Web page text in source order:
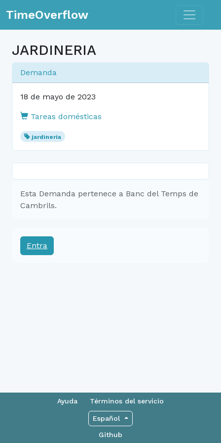
TimeOverflow Toggle
JARDINERIA
Demanda
18 de mayo de 2023
Tareas domésticas
jardineria
Esta Demanda pertenece a Banc del Temps de
Cambrils.
Entra
Ayuda Términos del servicio
Español
Github